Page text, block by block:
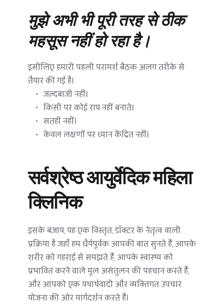
मुझे अभी भी पूरी तरह से ठीक
महसूस नहीं हो रहा है।
इसीलिए हमारी पहली परामर्श बैठक अलग तरीके से
तैयार की गई है।
जल्दबाजी नहीं।
किसी पर कोई राय नहीं बनाते।
सतही नहीं।
केवल लक्षणों पर ध्यान केंद्रित नहीं।
सर्वश्रेष्ठ आयुर्वेदिक महिला
क्लिनिक
इसके बजाय, यह एक विस्तृत, डॉक्टर के नेतृत्व वाली
प्रक्रिया है जहाँ हम धैर्यपूर्वक आपकी बात सुनते हैं, आपके
शरीर को गहराई से समझते हैं, आपके स्वास्थ्य को
प्रभावित करने वाले मूल असंतुलन की पहचान करते हैं,
और आपको एक यथार्थवादी और व्यक्तिगत उपचार
योजना की ओर मार्गदर्शन करते हैं।